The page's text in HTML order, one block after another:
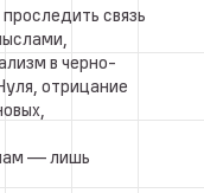
связь
в черно-
отрицание
— лишь